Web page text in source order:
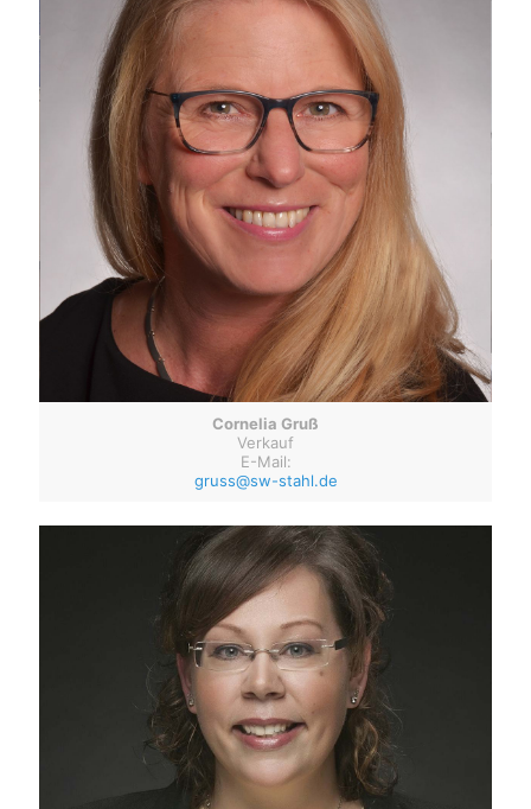
Cornelia Gruß
Verkauf
E-Mail:
gruss@sw-stahl.de